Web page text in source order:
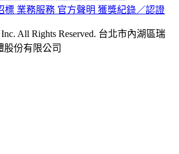
標 業務服務 官方聲明 獲獎紀錄／認證
All Rights Reserved. 台北市內湖區瑞
股份有限公司